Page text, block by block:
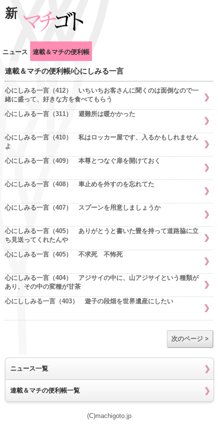
新
ニュース 連載＆マチの便利帳
連載＆マチの便利帳/心にしみる一言
心にしみる一言（412） いちいちお客さんに聞くのは面倒なので一
緒に盛って、好きな方を食べてもらう
心にしみる一言（311） 避難所は暖かかった
心にしみる一言（410） 私はロッカー屋です、入るかもしれません
よ
心にしみる一言（409） 本尊とつなぐ扉を開けておく
心にしみる一言（408） 車止めを外すのを忘れてた
心にしみる一言（407） スプーンを用意しましょうか
心にしみる一言（405） ありがとうと書いた畳を持って道路脇に立
ち見送ってくれたんや
心にしみる一言（405） 不求死 不怖死
心にしみる一言（404） アジサイの中に、山アジサイという種類が
あり、その中の変種が甘茶
心にししみる一言（403） 遊子の段畑を世界遺産にしたい
次のページ >
ニュース一覧
連載＆マチの便利帳一覧
(C)machigoto.jp